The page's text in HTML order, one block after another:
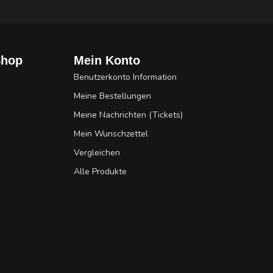
Mein Konto
Benutzerkonto Information
Meine Bestellungen
Meine Nachrichten (Tickets)
Mein Wunschzettel
Vergleichen
Alle Produkte